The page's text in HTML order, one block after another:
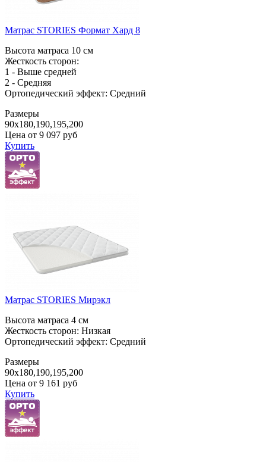
Матрас STORIES Формат Хард 8
Высота матраса 10 см
Жесткость сторон:
1 - Выше средней
2 - Средняя
Ортопедический эффект: Средний
Размеры
90x180,190,195,200
Цена от 9 097 руб
Купить
Матрас STORIES Мирэкл
Высота матраса 4 см
Жесткость сторон: Низкая
Ортопедический эффект: Средний
Размеры
90x180,190,195,200
Цена от 9 161 руб
Купить